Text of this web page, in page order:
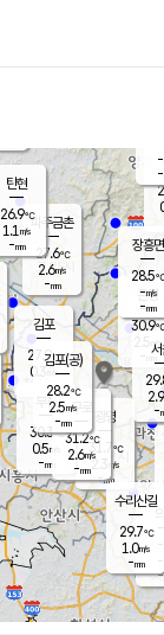
파주금촌
27.6℃
2.6m/s
-mm
탄현
26.9℃
1.1 m/s
-mm
-
-
-
김포
27.9℃
0.3 m/s
mm
광명
31.7 ℃
2.3 m/s
-mm
부천
30.3℃
0.5m/s
-mm
구로
31.2℃
2.6m/s
-mm
은평
30.9℃
2.5 m/s
- mm
수리산길
29.7℃
1.0m/s
-mm
장흥면
28.5℃
-m/s
-mm
-
-
김포(공)
28.2℃
2.5m/s
-mm
2.9
-